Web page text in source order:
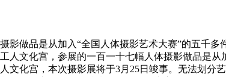
做品是从加入“全国人体摄影艺术大赛”的五千多
人文化宫，参展的一百一十七幅人体摄影做品是
文化宫，本次摄影展将于3月25日竣事。无法划